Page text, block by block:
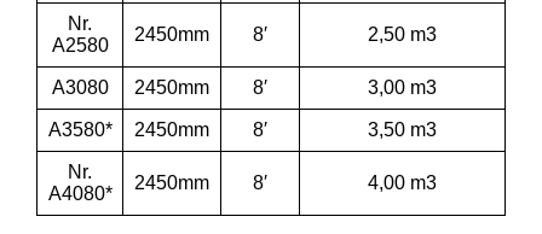
Nr.
A2580
2450mm 8′ 2,50 m3
A3080 2450mm 8′ 3,00 m3
A3580* 2450mm 8′ 3,50 m3
Nr.
A4080*
2450mm 8′ 4,00 m3